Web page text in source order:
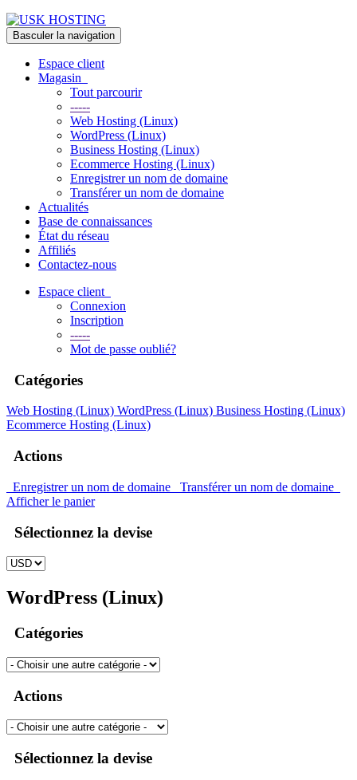
Basculer la navigation
Espace client
Magasin
Tout parcourir
-----
Web Hosting (Linux)
WordPress (Linux)
Business Hosting (Linux)
Ecommerce Hosting (Linux)
Enregistrer un nom de domaine
Transférer un nom de domaine
Actualités
Base de connaissances
État du réseau
Affiliés
Contactez-nous
Espace client
Connexion
Inscription
-----
Mot de passe oublié?
Catégories
Web Hosting (Linux) WordPress (Linux) Business Hosting (Linux)
Ecommerce Hosting (Linux)
Actions
Enregistrer un nom de domaine
Transférer un nom de domaine
Afficher le panier
Sélectionnez la devise
WordPress (Linux)
Catégories
Actions
Sélectionnez la devise